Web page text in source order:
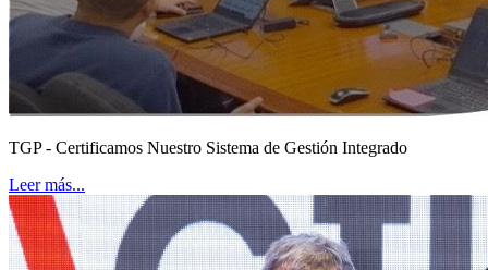
TGP - Certificamos Nuestro Sistema de Gestión Integrado
Leer más...